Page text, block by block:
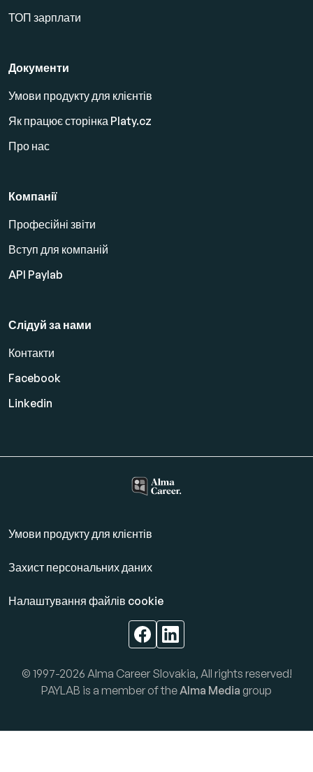
ТОП зарплати
Документи
Умови продукту для клієнтів
Як працює сторінка Platy.cz
Про нас
Компанії
Професійні звіти
Вступ для компаній
API Paylab
Слідуй за нами
Контакти
Facebook
Linkedin
Умови продукту для клієнтів
Захист персональних даних
Налаштування файлів cookie
© 1997-2026 Alma Career Slovakia, All rights reserved!
PAYLAB is a member of the Alma Media group